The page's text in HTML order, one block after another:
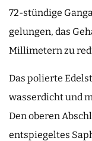
72-stündige
gelungen, das
Millimetern zu
Das polierte
wasserdicht und
Den oberen
entspiegeltes